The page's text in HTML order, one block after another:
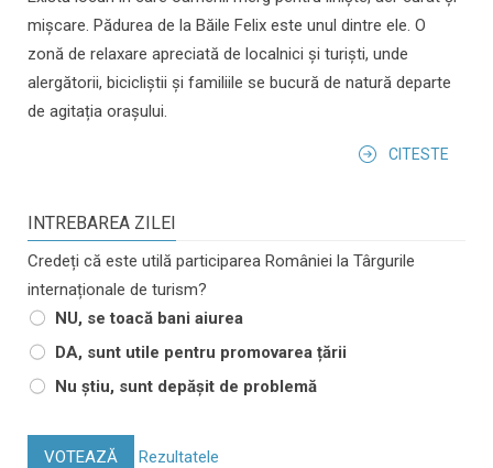
mișcare. Pădurea de la Băile Felix este unul dintre ele. O
zonă de relaxare apreciată de localnici și turiști, unde
alergătorii, bicicliștii și familiile se bucură de natură departe
de agitația orașului.
CITESTE
INTREBAREA ZILEI
Credeți că este utilă participarea României la Târgurile
internaționale de turism?
NU, se toacă bani aiurea
DA, sunt utile pentru promovarea țării
Nu știu, sunt depășit de problemă
VOTEAZĂ Rezultatele